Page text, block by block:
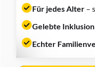
Für jedes Alter –
Gelebte Inklusion
Echter